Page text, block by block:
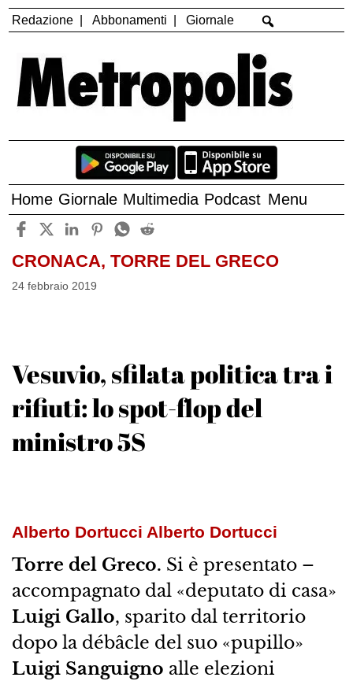
Redazione Abbonamenti Giornale
Home Giornale Multimedia Podcast Menu
CRONACA, TORRE DEL GRECO
24 febbraio 2019
Vesuvio, sfilata politica tra i
rifiuti: lo spot-flop del
ministro 5S
Alberto Dortucci Alberto Dortucci
Torre del Greco. Si è presentato –
accompagnato dal «deputato di casa»
Luigi Gallo, sparito dal territorio
dopo la débâcle del suo «pupillo»
Luigi Sanguigno alle elezioni